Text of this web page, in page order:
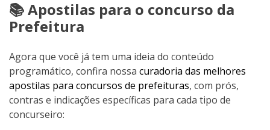
📚 Apostilas para o concurso da
Prefeitura
Agora que você já tem uma ideia do conteúdo
programático, confira nossa curadoria das melhores
apostilas para concursos de prefeituras, com prós,
contras e indicações específicas para cada tipo de
concurseiro: